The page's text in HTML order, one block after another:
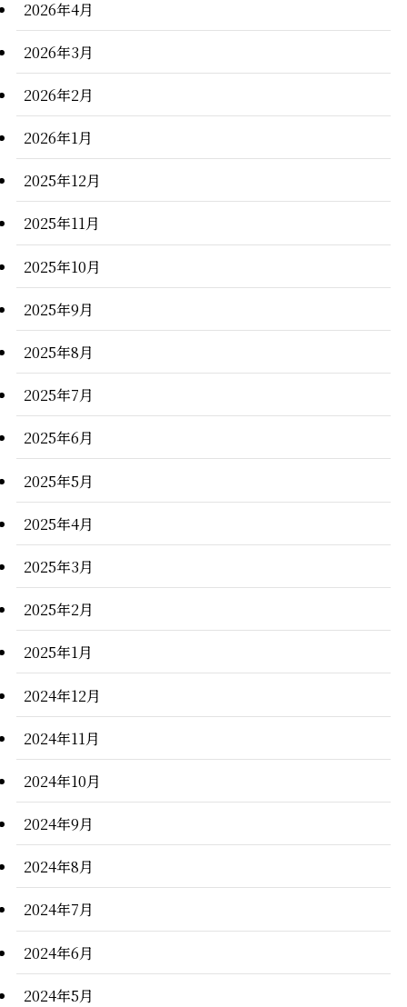
2026年4月
2026年3月
2026年2月
2026年1月
2025年12月
2025年11月
2025年10月
2025年9月
2025年8月
2025年7月
2025年6月
2025年5月
2025年4月
2025年3月
2025年2月
2025年1月
2024年12月
2024年11月
2024年10月
2024年9月
2024年8月
2024年7月
2024年6月
2024年5月